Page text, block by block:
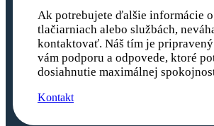
Ak potrebujete ďalšie informácie
tlačiarniach alebo službách,
kontaktovať. Náš tím je
vám podporu a odpovede, ktoré
dosiahnutie maximálnej
Kontakt